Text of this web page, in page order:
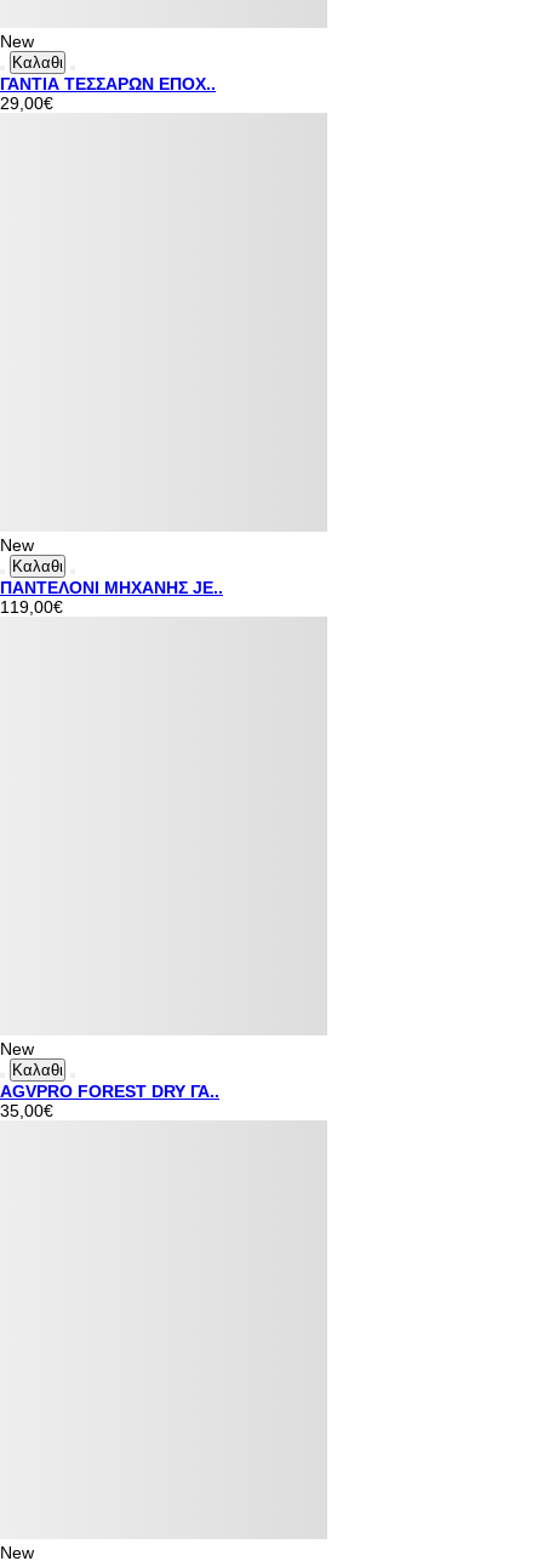
New
Καλαθι
ΓΑΝΤΙΑ ΤΕΣΣΑΡΩΝ ΕΠΟΧ..
29,00€
New
Καλαθι
ΠΑΝΤΕΛΟΝΙ ΜΗΧΑΝΗΣ JE..
119,00€
New
Καλαθι
AGVPRO FOREST DRY ΓΑ..
35,00€
New